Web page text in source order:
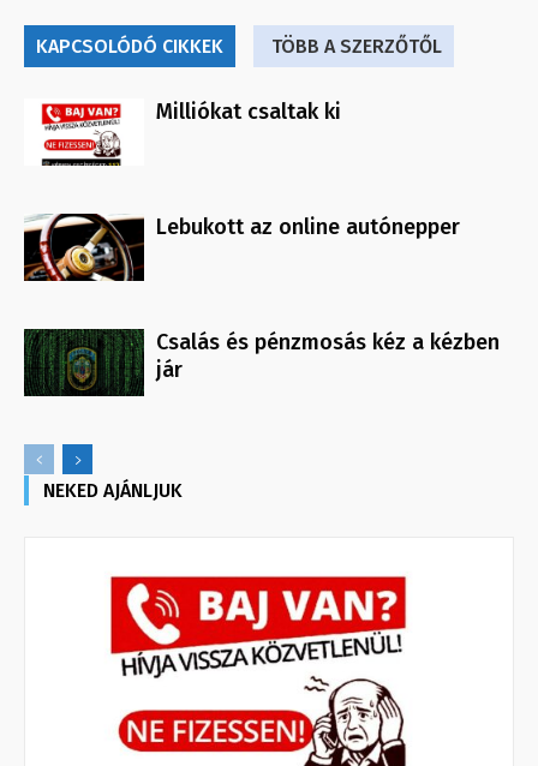
KAPCSOLÓDÓ CIKKEK TÖBB A SZERZŐTŐL
Milliókat csaltak ki
Lebukott az online autónepper
Csalás és pénzmosás kéz a kézben
jár
NEKED AJÁNLJUK